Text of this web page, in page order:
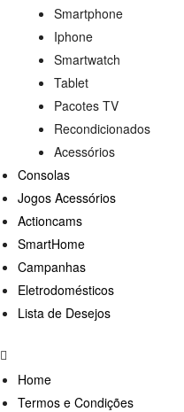
Smartphone
Iphone
Smartwatch
Tablet
Pacotes TV
Recondicionados
Acessórios
Consolas
Jogos Acessórios
Actioncams
SmartHome
Campanhas
Eletrodomésticos
Lista de Desejos
Home
Termos e Condições